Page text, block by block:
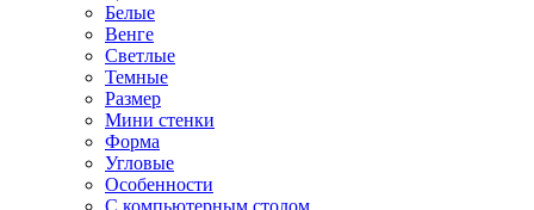
Белые
Венге
Светлые
Темные
Размер
Мини стенки
Форма
Угловые
Особенности
С компьютерным столом